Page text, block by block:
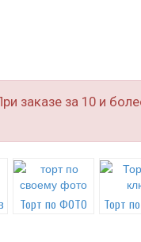
заказе за 10 и
Торт по ФОТО Торт